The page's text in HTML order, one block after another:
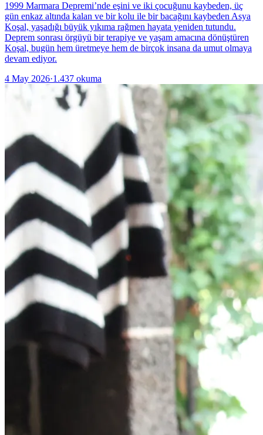
1999 Marmara Depremi’nde eşini ve iki çocuğunu kaybeden, üç
gün enkaz altında kalan ve bir kolu ile bir bacağını kaybeden Asya
Koşal, yaşadığı büyük yıkıma rağmen hayata yeniden tutundu.
Deprem sonrası örgüyü bir terapiye ve yaşam amacına dönüştüren
Koşal, bugün hem üretmeye hem de birçok insana da umut olmaya
devam ediyor.
4 May 2026·1.437 okuma